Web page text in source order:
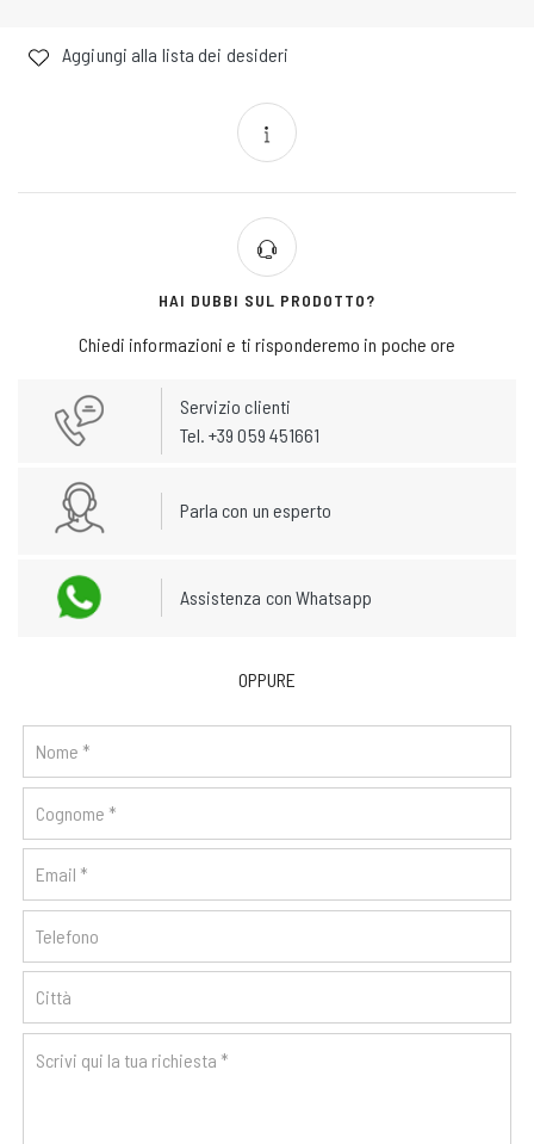
Aggiungi alla lista dei desideri
HAI DUBBI SUL PRODOTTO?
Chiedi informazioni e ti risponderemo in poche ore
Servizio clienti
Tel. +39 059 451661
Parla con un esperto
Assistenza con Whatsapp
OPPURE